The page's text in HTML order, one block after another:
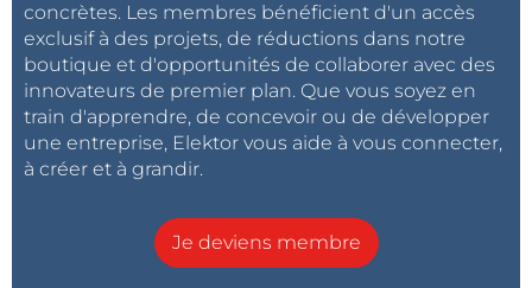
concrètes. Les membres bénéficient d'un accès
exclusif à des projets, de réductions dans notre
boutique et d'opportunités de collaborer avec des
innovateurs de premier plan. Que vous soyez en
train d'apprendre, de concevoir ou de développer
une entreprise, Elektor vous aide à vous connecter,
à créer et à grandir.
Je deviens membre